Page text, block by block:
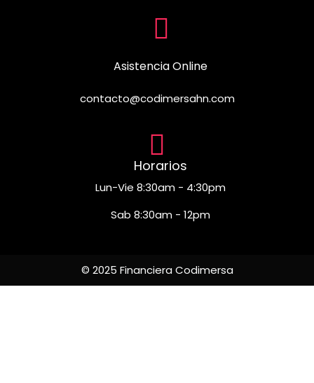
Asistencia Online
contacto@codimersahn.com
Horarios
Lun-Vie 8:30am - 4:30pm
Sab 8:30am - 12pm
© 2025 Financiera Codimersa